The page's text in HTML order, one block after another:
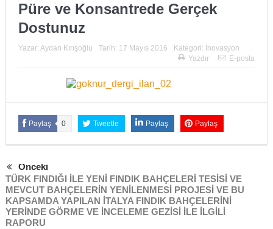
Püre ve Konsantrede Gerçek
Dostunuz
Yazar: Aydan Kırışoğlu Tarih: 17 Mayıs 2016 Kategori: İnovasyon
Yazdır
E-posta
Paylaş 0 Tweetle Paylaş Paylaş
Önceki
TÜRK FINDIĞI İLE YENİ FINDIK BAHÇELERİ TESİSİ VE
MEVCUT BAHÇELERİN YENİLENMESİ PROJESİ VE BU
KAPSAMDA YAPILAN İTALYA FINDIK BAHÇELERİNİ
YERİNDE GÖRME VE İNCELEME GEZİSİ İLE İLGİLİ
RAPORU